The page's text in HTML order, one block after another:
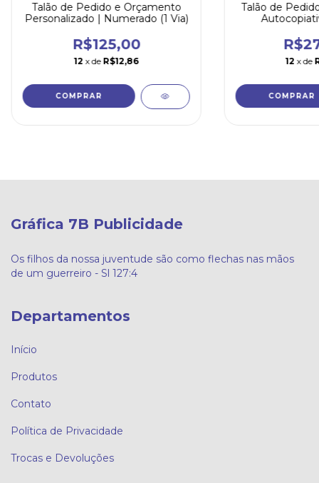
Talão de Pedido e Orçamento
Personalizado | Numerado (1 Via)
R$125,00
12 x de R$12,86
COMPRAR
Talão de
12 x de
COMPRAR
Gráfica 7B Publicidade
Os filhos da nossa juventude são como flechas nas mãos
de um guerreiro - Sl 127:4
Departamentos
Início
Produtos
Contato
Política de Privacidade
Trocas e Devoluções